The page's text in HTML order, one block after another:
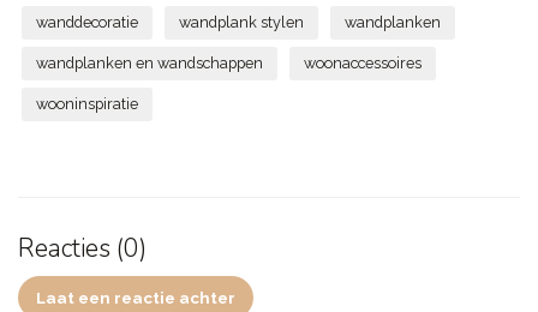
wanddecoratie wandplank stylen wandplanken
wandplanken en wandschappen woonaccessoires
wooninspiratie
Reacties (0)
Laat een reactie achter